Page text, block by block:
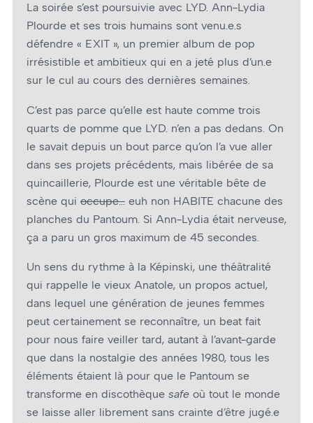
La soirée s’est poursuivie avec LYD. Ann-Lydia
Plourde et ses trois humains sont venu.e.s
défendre « EXIT », un premier album de pop
irrésistible et ambitieux qui en a jeté plus d’un.e
sur le cul au cours des dernières semaines.
C’est pas parce qu’elle est haute comme trois
quarts de pomme que LYD. n’en a pas dedans. On
le savait depuis un bout parce qu’on l’a vue aller
dans ses projets précédents, mais libérée de sa
quincaillerie, Plourde est une véritable bête de
scène qui occupe… euh non HABITE chacune des
planches du Pantoum. Si Ann-Lydia était nerveuse,
ça a paru un gros maximum de 45 secondes.
Un sens du rythme à la Képinski, une théâtralité
qui rappelle le vieux Anatole, un propos actuel,
dans lequel une génération de jeunes femmes
peut certainement se reconnaître, un beat fait
pour nous faire veiller tard, autant à l’avant-garde
que dans la nostalgie des années 1980, tous les
éléments étaient là pour que le Pantoum se
transforme en discothèque safe où tout le monde
se laisse aller librement sans crainte d’être jugé.e